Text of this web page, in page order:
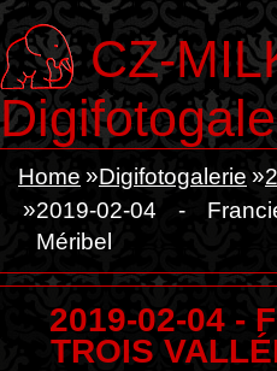
CZ-
Home Digifotogalerie
2019-02-04 -
Méribel
2019-02-04 -
TROIS